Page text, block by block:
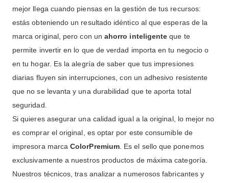
mejor llega cuando piensas en la gestión de tus recursos:
estás obteniendo un resultado idéntico al que esperas de la
marca original, pero con un ahorro inteligente que te
permite invertir en lo que de verdad importa en tu negocio o
en tu hogar. Es la alegría de saber que tus impresiones
diarias fluyen sin interrupciones, con un adhesivo resistente
que no se levanta y una durabilidad que te aporta total
seguridad.
Si quieres asegurar una calidad igual a la original, lo mejor no
es comprar el original, es optar por este consumible de
impresora marcaColorPremium. Es el sello que ponemos
exclusivamente a nuestros productos de máxima categoría.
Nuestros técnicos, tras analizar a numerosos fabricantes y